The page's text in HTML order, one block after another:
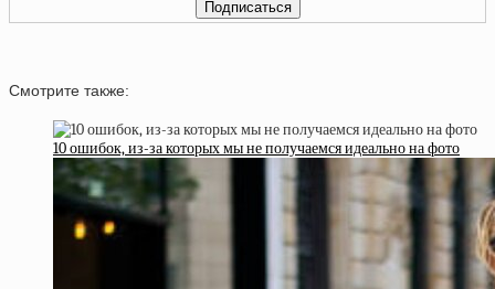
Смотрите также:
10 ошибок, из-за которых мы не получаемся идеально на фото